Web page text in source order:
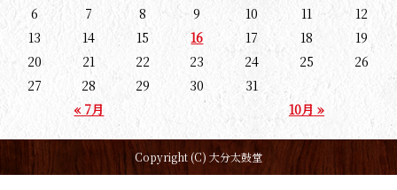
« 7月 10月 »
6
7 8 9 10 11
12
13
14 15 16 17 18
19
20
21 22 23 24 25
26
27
28 29 30 31
Copyright (C) 大分太鼓堂